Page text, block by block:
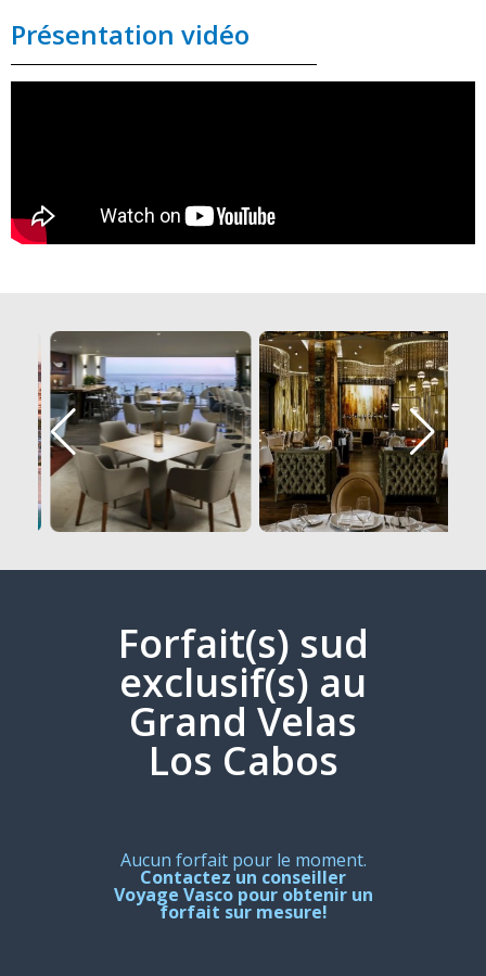
Présentation vidéo
Forfait(s) sud
exclusif(s) au
Grand Velas
Los Cabos
Aucun forfait pour le moment.
Contactez un conseiller
Voyage Vasco pour obtenir un
forfait sur mesure!